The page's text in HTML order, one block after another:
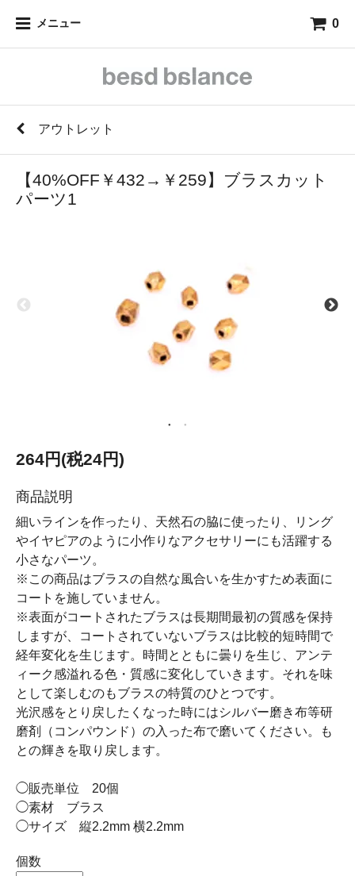
メニュー 0
アウトレット
【40%OFF￥432→￥259】ブラスカット
パーツ1
264円(税24円)
商品説明
細いラインを作ったり、天然石の脇に使ったり、リング
やイヤピアのように小作りなアクセサリーにも活躍する
小さなパーツ。
※この商品はブラスの自然な風合いを生かすため表面に
コートを施していません。
※表面がコートされたブラスは長期間最初の質感を保持
しますが、コートされていないブラスは比較的短時間で
経年変化を生じます。時間とともに曇りを生じ、アンテ
ィーク感溢れる色・質感に変化していきます。それを味
として楽しむのもブラスの特質のひとつです。
光沢感をとり戻したくなった時にはシルバー磨き布等研
磨剤（コンパウンド）の入った布で磨いてください。も
との輝きを取り戻します。
◯販売単位 20個
◯素材 ブラス
◯サイズ 縦2.2mm 横2.2mm
個数